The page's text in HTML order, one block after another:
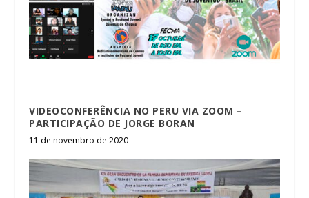
VIDEOCONFERÊNCIA NO PERU VIA ZOOM –
PARTICIPAÇÃO DE JORGE BORAN
11 de novembro de 2020